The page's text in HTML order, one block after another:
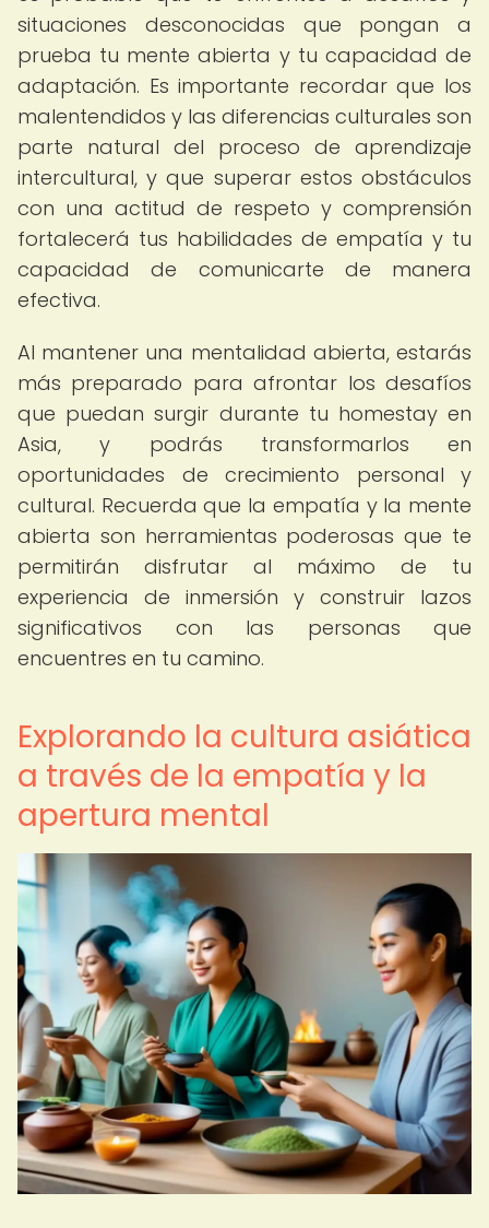
situaciones desconocidas que pongan a
prueba tu mente abierta y tu capacidad de
adaptación. Es importante recordar que los
malentendidos y las diferencias culturales son
parte natural del proceso de aprendizaje
intercultural, y que superar estos obstáculos
con una actitud de respeto y comprensión
fortalecerá tus habilidades de empatía y tu
capacidad de comunicarte de manera
efectiva.
Al mantener una mentalidad abierta, estarás
más preparado para afrontar los desafíos
que puedan surgir durante tu homestay en
Asia, y podrás transformarlos en
oportunidades de crecimiento personal y
cultural. Recuerda que la empatía y la mente
abierta son herramientas poderosas que te
permitirán disfrutar al máximo de tu
experiencia de inmersión y construir lazos
significativos con las personas que
encuentres en tu camino.
Explorando la cultura asiática
a través de la empatía y la
apertura mental